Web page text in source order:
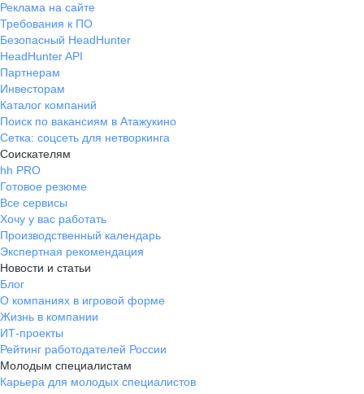
Реклама на сайте
Требования к ПО
Безопасный HeadHunter
HeadHunter API
Партнерам
Инвесторам
Каталог компаний
Поиск по вакансиям в Атажукино
Сетка: соцсеть для нетворкинга
Соискателям
hh PRO
Готовое резюме
Все сервисы
Хочу у вас работать
Производственный календарь
Экспертная рекомендация
Новости и статьи
Блог
О компаниях в игровой форме
Жизнь в компании
ИТ-проекты
Рейтинг работодателей России
Молодым специалистам
Карьера для молодых специалистов